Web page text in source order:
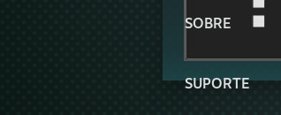
SOBRE
SUPORTE